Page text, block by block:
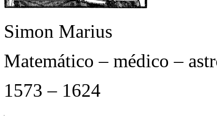
Simon Marius
Matemático – médico –
1573 – 1624